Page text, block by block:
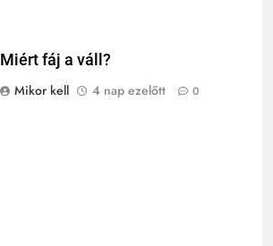
Miért fáj a váll?
Mikor kell
4 nap ezelőtt 0